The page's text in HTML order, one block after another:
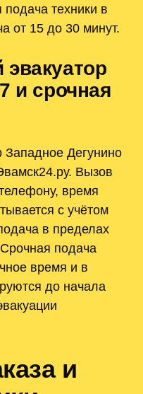
техники в
от 15 до 30 минут.
эвакуатор
и срочная
Западное Дегунино
Вызов
время
с учётом
в пределах
подача
время и в
до начала
и